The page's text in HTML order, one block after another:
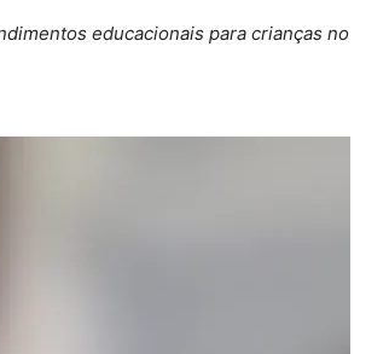
educacionais para crianças no